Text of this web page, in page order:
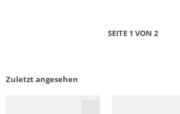
SEITE 1 VON 2
Zuletzt angesehen